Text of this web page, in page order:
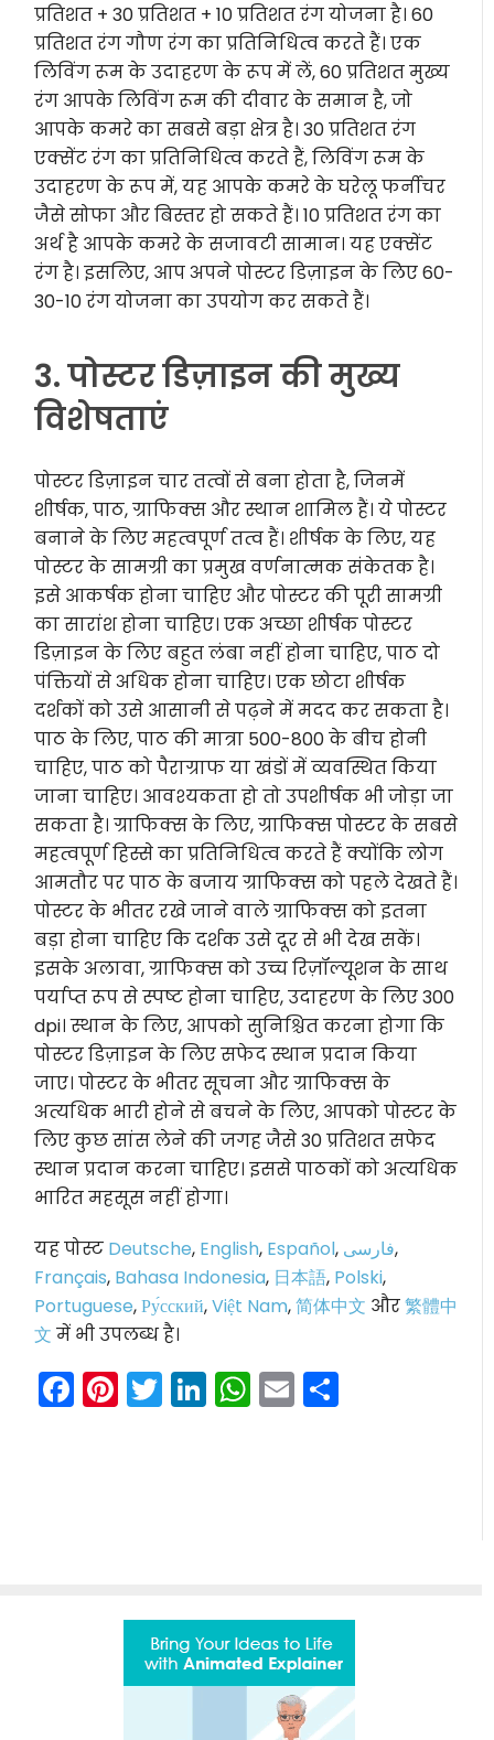
प्रतिशत + 30 प्रतिशत + 10 प्रतिशत रंग योजना है। 60
प्रतिशत रंग गौण रंग का प्रतिनिधित्व करते हैं। एक
लिविंग रूम के उदाहरण के रूप में लें, 60 प्रतिशत मुख्य
रंग आपके लिविंग रूम की दीवार के समान है, जो
आपके कमरे का सबसे बड़ा क्षेत्र है। 30 प्रतिशत रंग
एक्सेंट रंग का प्रतिनिधित्व करते हैं, लिविंग रूम के
उदाहरण के रूप में, यह आपके कमरे के घरेलू फर्नीचर
जैसे सोफा और बिस्तर हो सकते हैं। 10 प्रतिशत रंग का
अर्थ है आपके कमरे के सजावटी सामान। यह एक्सेंट
रंग है। इसलिए, आप अपने पोस्टर डिज़ाइन के लिए 60-
30-10 रंग योजना का उपयोग कर सकते हैं।
3. पोस्टर डिज़ाइन की मुख्य
विशेषताएं
पोस्टर डिज़ाइन चार तत्वों से बना होता है, जिनमें
शीर्षक, पाठ, ग्राफिक्स और स्थान शामिल हैं। ये पोस्टर
बनाने के लिए महत्वपूर्ण तत्व हैं। शीर्षक के लिए, यह
पोस्टर के सामग्री का प्रमुख वर्णनात्मक संकेतक है।
इसे आकर्षक होना चाहिए और पोस्टर की पूरी सामग्री
का सारांश होना चाहिए। एक अच्छा शीर्षक पोस्टर
डिज़ाइन के लिए बहुत लंबा नहीं होना चाहिए, पाठ दो
पंक्तियों से अधिक होना चाहिए। एक छोटा शीर्षक
दर्शकों को उसे आसानी से पढ़ने में मदद कर सकता है।
पाठ के लिए, पाठ की मात्रा 500-800 के बीच होनी
चाहिए, पाठ को पैराग्राफ या खंडों में व्यवस्थित किया
जाना चाहिए। आवश्यकता हो तो उपशीर्षक भी जोड़ा जा
सकता है। ग्राफिक्स के लिए, ग्राफिक्स पोस्टर के सबसे
महत्वपूर्ण हिस्से का प्रतिनिधित्व करते हैं क्योंकि लोग
आमतौर पर पाठ के बजाय ग्राफिक्स को पहले देखते हैं।
पोस्टर के भीतर रखे जाने वाले ग्राफिक्स को इतना
बड़ा होना चाहिए कि दर्शक उसे दूर से भी देख सकें।
इसके अलावा, ग्राफिक्स को उच्च रिज़ॉल्यूशन के साथ
पर्याप्त रूप से स्पष्ट होना चाहिए, उदाहरण के लिए 300
dpi। स्थान के लिए, आपको सुनिश्चित करना होगा कि
पोस्टर डिज़ाइन के लिए सफेद स्थान प्रदान किया
जाए। पोस्टर के भीतर सूचना और ग्राफिक्स के
अत्यधिक भारी होने से बचने के लिए, आपको पोस्टर के
लिए कुछ सांस लेने की जगह जैसे 30 प्रतिशत सफेद
स्थान प्रदान करना चाहिए। इससे पाठकों को अत्यधिक
भारित महसूस नहीं होगा।
यह पोस्ट Deutsche, English, Español, فارسی,
Français, Bahasa Indonesia, 日本語, Polski,
Portuguese,Ру́сский,Việt Nam,简体中文 और繁體中
文 में भी उपलब्ध है।
Facebook
Pinterest
Twitter
LinkedIn
WhatsApp
Email